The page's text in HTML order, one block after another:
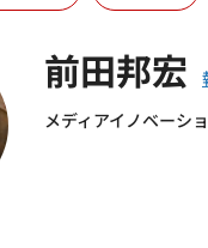
前田邦宏
メディアイノベーシ